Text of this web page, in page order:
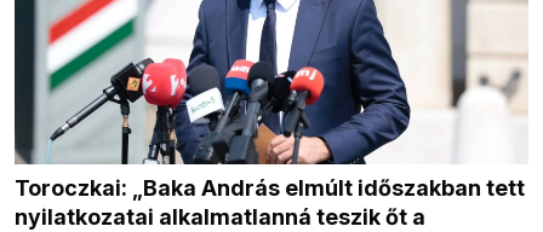
Toroczkai: „Baka András elmúlt időszakban tett
nyilatkozatai alkalmatlanná teszik őt a